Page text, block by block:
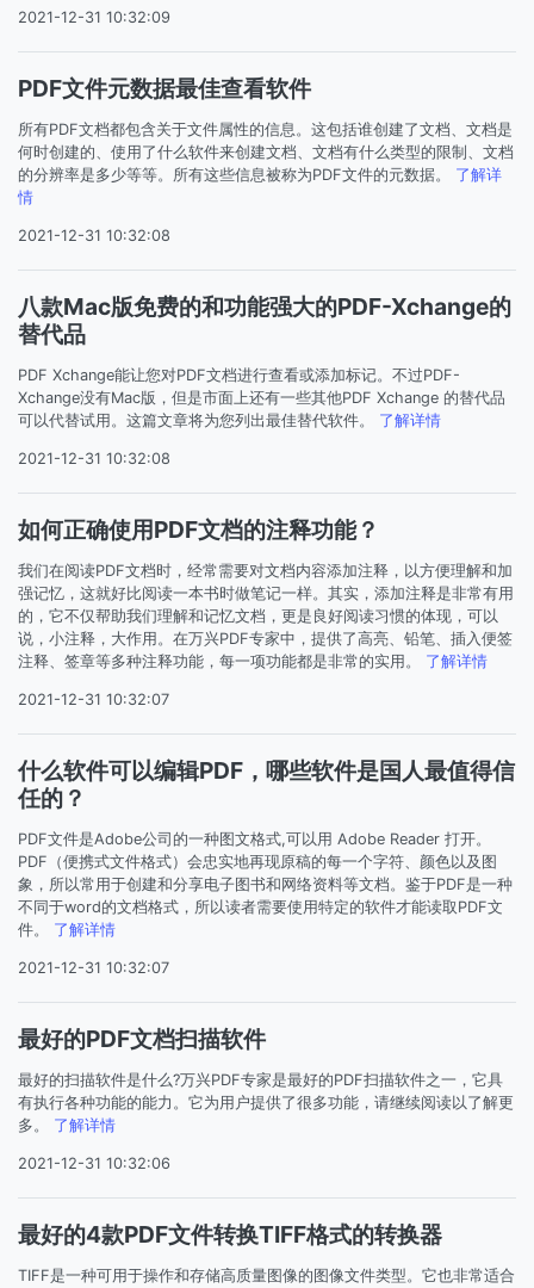
2021-12-31 10:32:09
PDF文件元数据最佳查看软件
所有PDF文档都包含关于文件属性的信息。这包括谁创建了文档、文档是
何时创建的、使用了什么软件来创建文档、文档有什么类型的限制、文档
的分辨率是多少等等。所有这些信息被称为PDF文件的元数据。 了解详
情
2021-12-31 10:32:08
八款Mac版免费的和功能强大的PDF-Xchange的
替代品
PDF Xchange能让您对PDF文档进行查看或添加标记。不过PDF-
Xchange没有Mac版，但是市面上还有一些其他PDF Xchange 的替代品
可以代替试用。这篇文章将为您列出最佳替代软件。 了解详情
2021-12-31 10:32:08
如何正确使用PDF文档的注释功能？
我们在阅读PDF文档时，经常需要对文档内容添加注释，以方便理解和加
强记忆，这就好比阅读一本书时做笔记一样。其实，添加注释是非常有用
的，它不仅帮助我们理解和记忆文档，更是良好阅读习惯的体现，可以
说，小注释，大作用。在万兴PDF专家中，提供了高亮、铅笔、插入便签
注释、签章等多种注释功能，每一项功能都是非常的实用。 了解详情
2021-12-31 10:32:07
什么软件可以编辑PDF，哪些软件是国人最值得信
任的？
PDF文件是Adobe公司的一种图文格式,可以用 Adobe Reader 打开。
PDF（便携式文件格式）会忠实地再现原稿的每一个字符、颜色以及图
象，所以常用于创建和分享电子图书和网络资料等文档。鉴于PDF是一种
不同于word的文档格式，所以读者需要使用特定的软件才能读取PDF文
件。 了解详情
2021-12-31 10:32:07
最好的PDF文档扫描软件
最好的扫描软件是什么?万兴PDF专家是最好的PDF扫描软件之一，它具
有执行各种功能的能力。它为用户提供了很多功能，请继续阅读以了解更
多。 了解详情
2021-12-31 10:32:06
最好的4款PDF文件转换TIFF格式的转换器
TIFF是一种可用于操作和存储高质量图像的图像文件类型。它也非常适合